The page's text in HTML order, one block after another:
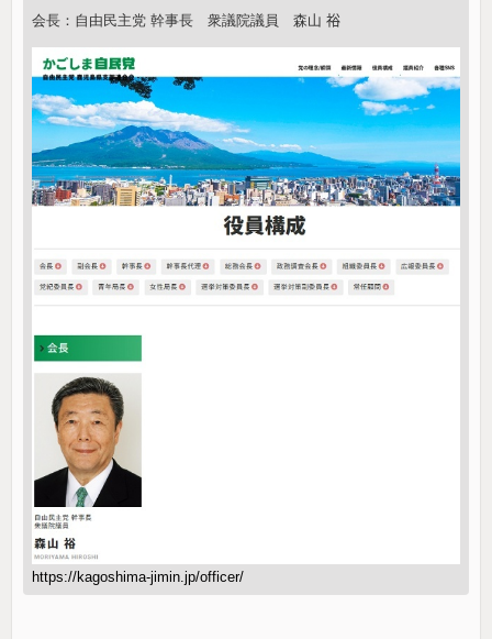
会長：自由民主党 幹事長 衆議院議員 森山 𥙿
https://kagoshima-jimin.jp/officer/